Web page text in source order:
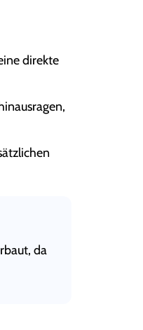
direkte
da